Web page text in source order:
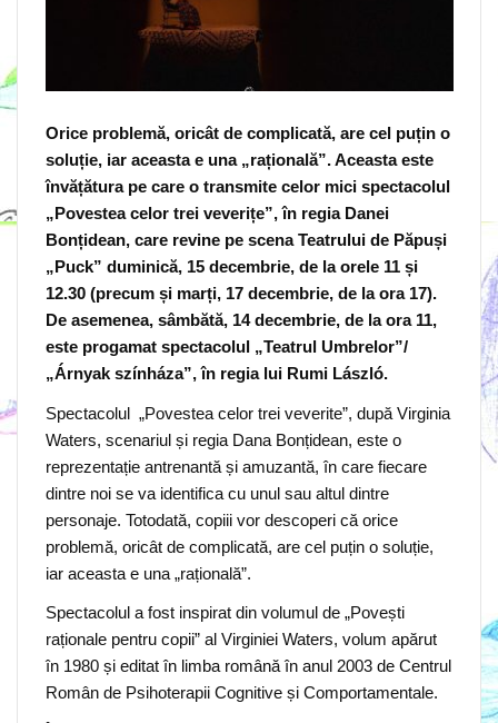
Orice problemă, oricât de complicată, are cel puțin o
soluție, iar aceasta e una „rațională”. Aceasta este
învățătura pe care o transmite celor mici spectacolul
„Povestea celor trei veverițe”, în regia Danei
Bonțidean, care revine pe scena Teatrului de Păpuși
„Puck” duminică, 15 decembrie, de la orele 11 și
12.30 (precum și marți, 17 decembrie, de la ora 17).
De asemenea, sâmbătă, 14 decembrie, de la ora 11,
este progamat spectacolul „Teatrul Umbrelor”/
„Árnyak színháza”, în regia lui Rumi László.
Spectacolul „Povestea celor trei veverite”, după Virginia
Waters, scenariul și regia Dana Bonțidean, este o
reprezentație antrenantă și amuzantă, în care fiecare
dintre noi se va identifica cu unul sau altul dintre
personaje. Totodată, copiii vor descoperi că orice
problemă, oricât de complicată, are cel puțin o soluție,
iar aceasta e una „rațională”.
Spectacolul a fost inspirat din volumul de „Povești
raționale pentru copii” al Virginiei Waters, volum apărut
în 1980 și editat în limba română în anul 2003 de Centrul
Român de Psihoterapii Cognitive și Comportamentale.